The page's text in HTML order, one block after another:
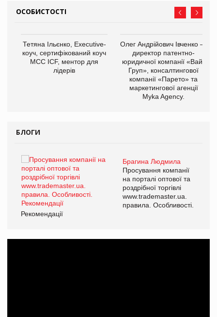
ОСОБИСТОСТІ
Тетяна Ільєнко, Executive-
коуч, сертифікований коуч
МСС ICF, ментор для
лідерів
Олег Андрійович Івченко —
директор патентно-
юридичної компанії «Вайз
Груп», консалтингової
компанії «Парето» та
маркетингової агенції
Myka Agency.
БЛОГИ
Брагина Людмила
Просування компанії
на порталі оптової та
роздрібної торгівлі
www.trademaster.ua.
правила. Особливості.
Рекомендації